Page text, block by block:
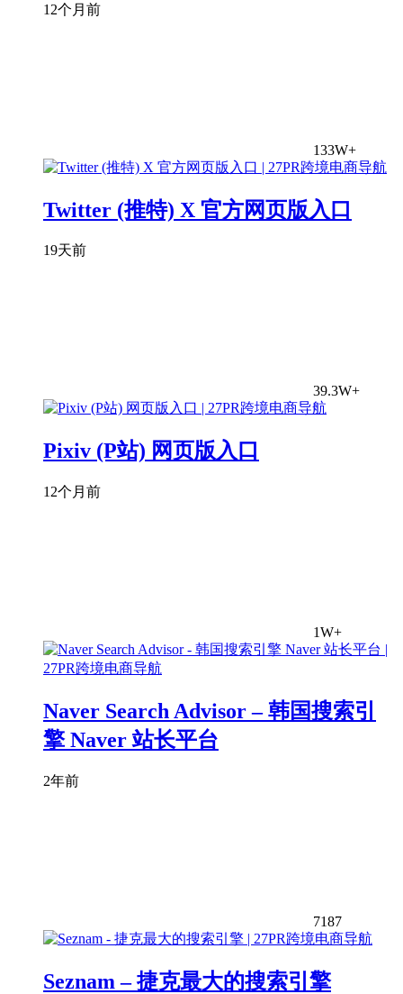
12个月前
133W+
Twitter (推特) X 官方网页版入口
19天前
39.3W+
Pixiv (P站) 网页版入口
12个月前
1W+
Naver Search Advisor – 韩国搜索引
擎 Naver 站长平台
2年前
7187
Seznam – 捷克最大的搜索引擎